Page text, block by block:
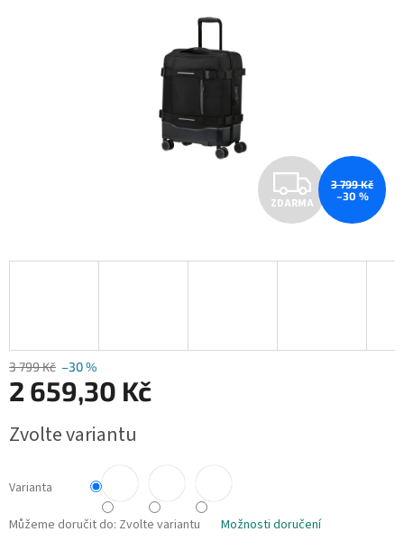
Z
D
A
ZDARMA
3 799 Kč
–30 %
3 799 Kč –30 %
2 659,30 Kč
cena:
Zvolte variantu
Varianta
Můžeme doručit do: Zvolte variantu Možnosti doručení